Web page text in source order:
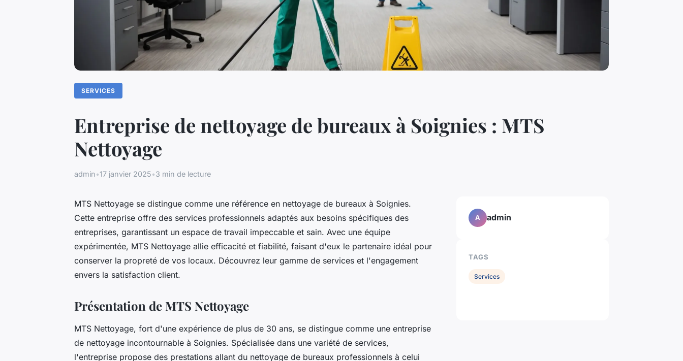
SERVICES
Entreprise de nettoyage de bureaux à Soignies : MTS
Nettoyage
admin•17 janvier 2025•3 min de lecture
MTS Nettoyage se distingue comme une référence en nettoyage de bureaux à Soignies.
Cette entreprise offre des services professionnels adaptés aux besoins spécifiques des
entreprises, garantissant un espace de travail impeccable et sain. Avec une équipe
expérimentée, MTS Nettoyage allie efficacité et fiabilité, faisant d'eux le partenaire idéal pour
conserver la propreté de vos locaux. Découvrez leur gamme de services et l'engagement
envers la satisfaction client.
Présentation de MTS Nettoyage
MTS Nettoyage, fort d'une expérience de plus de 30 ans, se distingue comme une entreprise
de nettoyage incontournable à Soignies. Spécialisée dans une variété de services,
l'entreprise propose des prestations allant du nettoyage de bureaux professionnels à celui
A admin
TAGS
Services